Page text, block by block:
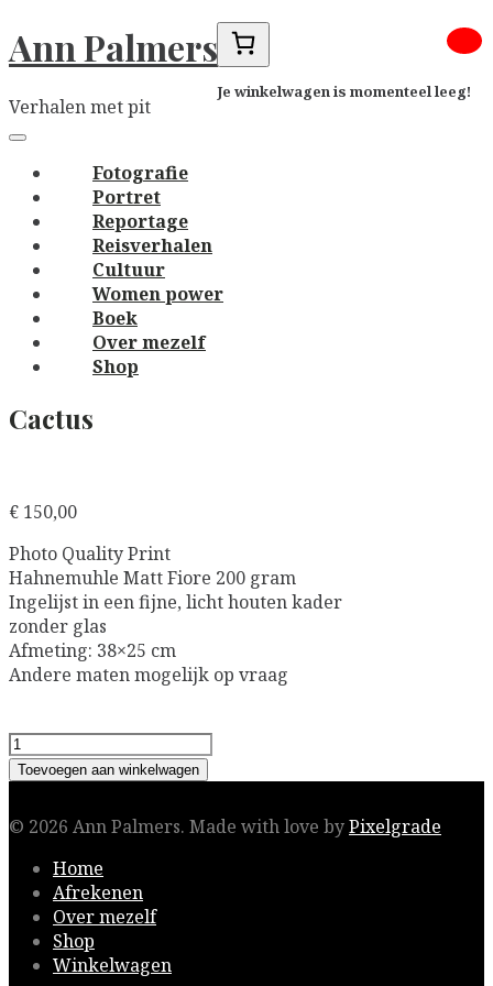
Skip
to
Ann Palmers
Verhalen met pit
navigation
Menu
Fotografie
Portret
Reportage
Reisverhalen
Cultuur
Women power
Boek
Over mezelf
Shop
Je winkelwagen is momenteel leeg!
Cactus
€ 150,00
Photo Quality Print
Hahnemuhle Matt Fiore 200 gram
Ingelijst in een fijne, licht houten kader
zonder glas
Afmeting: 38×25 cm
Andere maten mogelijk op vraag
Cactus
aantal
Toevoegen aan winkelwagen
© 2026 Ann Palmers. Made with love byPixelgrade
Home
Afrekenen
Over mezelf
Shop
Winkelwagen